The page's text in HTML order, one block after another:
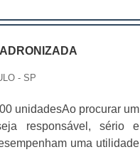
- SP
unidadesAo procurar um
responsável, sério e
uma utilidade